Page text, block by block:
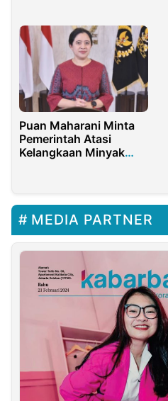
Puan Maharani Minta
Pemerintah Atasi
Kelangkaan Minyak
MEDIA PARTNER